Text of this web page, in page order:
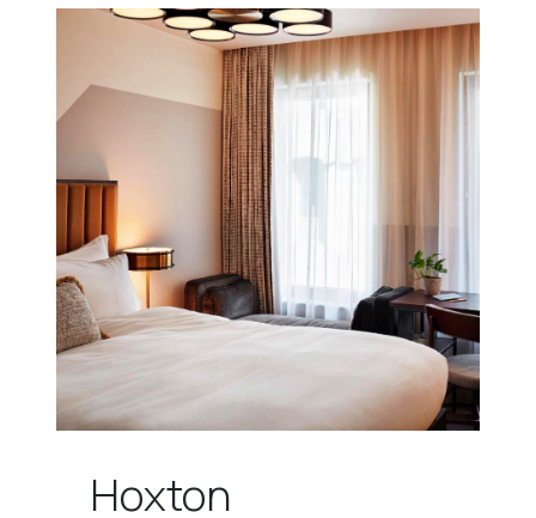
Hoxton